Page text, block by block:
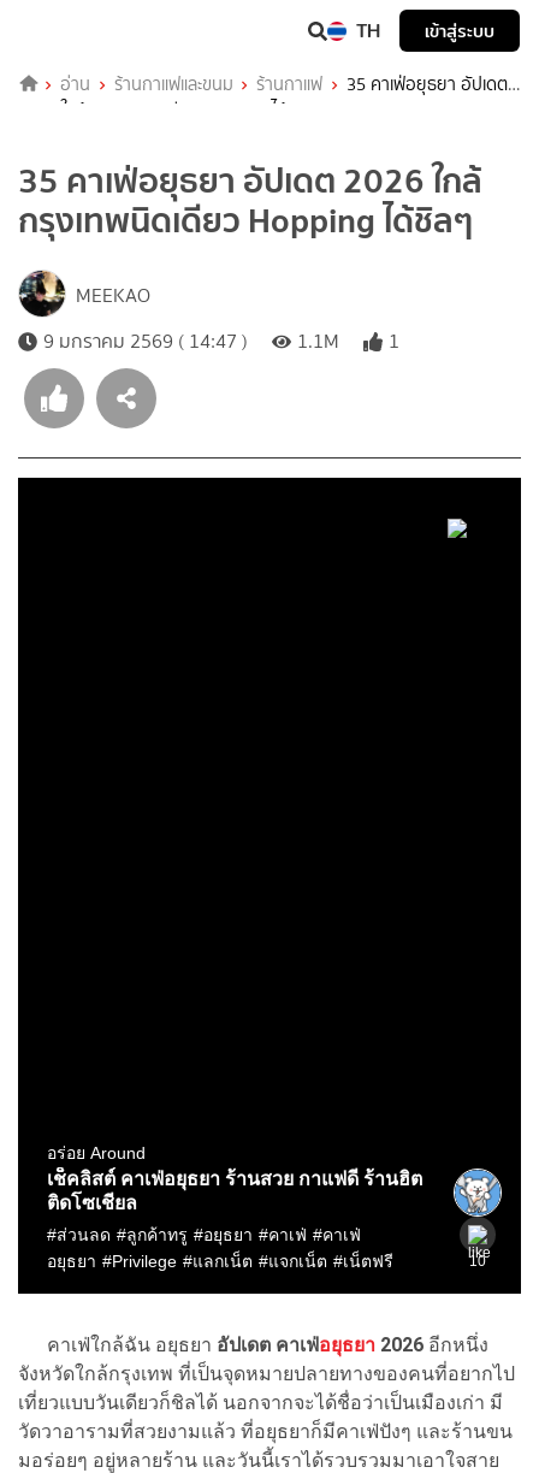
TH เข้าสู่ระบบ
อ่าน ร้านกาแฟและขนม ร้านกาแฟ
35 คาเฟ่อยุธยา อัปเดต
2026 ใกล้กรุงเทพนิดเดียว Hopping ได้ชิลๆ
35 คาเฟ่อยุธยา อัปเดต 2026 ใกล้
กรุงเทพนิดเดียว Hopping ได้ชิลๆ
MEEKAO
9 มกราคม 2569 ( 14:47 )
1.1M 1
คาเฟ่ใกล้ฉัน อยุธยา อัปเดต คาเฟ่อยุธยา 2026 อีกหนึ่ง
จังหวัดใกล้กรุงเทพ ที่เป็นจุดหมายปลายทางของคนที่อยากไป
เที่ยวแบบวันเดียวก็ชิลได้ นอกจากจะได้ชื่อว่าเป็นเมืองเก่า มี
วัดวาอารามที่สวยงามแล้ว ที่อยุธยาก็มีคาเฟ่ปังๆ และร้านขน
มอร่อยๆ อยู่หลายร้าน และวันนี้เราได้รวบรวมมาเอาใจสาย